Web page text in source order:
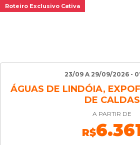
Roteiro Exclusivo Cativa
23/09 A 29/09/2026 -
ÁGUAS DE LINDÓIA,
DE CALDAS
A PARTIR DE
R$